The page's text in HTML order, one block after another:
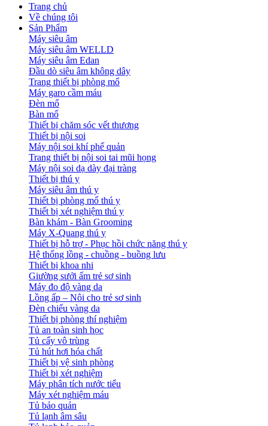
Trang chủ
Về chúng tôi
Sản Phẩm
Máy siêu âm
Máy siêu âm WELLD
Máy siêu âm Edan
Đầu dò siêu âm không dây
Trang thiết bị phòng mổ
Máy garo cầm máu
Đèn mổ
Bàn mổ
Thiết bị chăm sóc vết thương
Thiết bị nội soi
Máy nội soi khí phế quản
Trang thiết bị nội soi tai mũi họng
Máy nội soi dạ dày đại tràng
Thiết bị thú y
Máy siêu âm thú y
Thiết bị phòng mổ thú y
Thiết bị xét nghiệm thú y
Bàn khám - Bàn Grooming
Máy X-Quang thú y
Thiết bị hỗ trợ - Phục hồi chức năng thú y
Hệ thống lồng - chuồng - buồng lưu
Thiết bị khoa nhi
Giường sưởi ấm trẻ sơ sinh
Máy đo độ vàng da
Lồng ấp – Nôi cho trẻ sơ sinh
Đèn chiếu vàng da
Thiết bị phòng thí nghiệm
Tủ an toàn sinh học
Tủ cấy vô trùng
Tủ hút hơi hóa chất
Thiết bị vệ sinh phòng
Thiết bị xét nghiệm
Máy phân tích nước tiểu
Máy xét nghiệm máu
Tủ bảo quản
Tủ lạnh âm sâu